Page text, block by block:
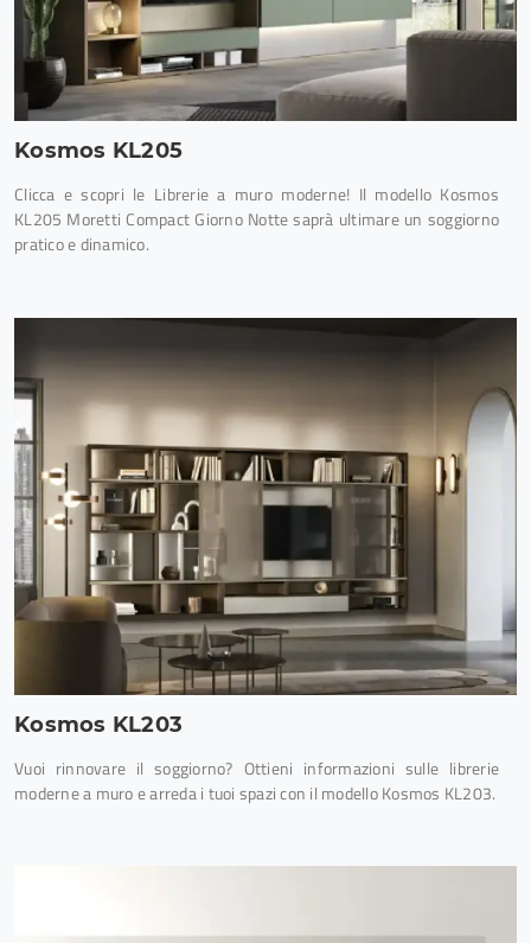
Kosmos KL205
Clicca e scopri le Librerie a muro moderne! Il modello Kosmos
KL205 Moretti Compact Giorno Notte saprà ultimare un soggiorno
pratico e dinamico.
Kosmos KL203
Vuoi rinnovare il soggiorno? Ottieni informazioni sulle librerie
moderne a muro e arreda i tuoi spazi con il modello Kosmos KL203.